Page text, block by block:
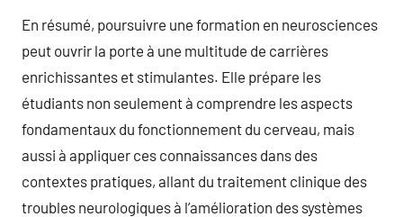
En résumé, poursuivre une formation en neurosciences
peut ouvrir la porte à une multitude de carrières
enrichissantes et stimulantes. Elle prépare les
étudiants non seulement à comprendre les aspects
fondamentaux du fonctionnement du cerveau, mais
aussi à appliquer ces connaissances dans des
contextes pratiques, allant du traitement clinique des
troubles neurologiques à l’amélioration des systèmes